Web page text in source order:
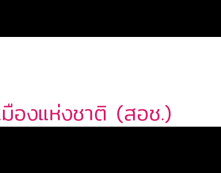
องแห่งชาติ (สอช.)